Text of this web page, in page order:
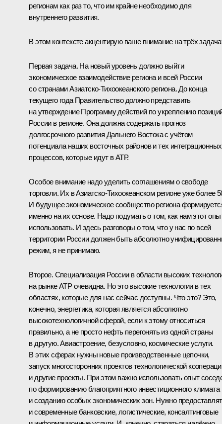
регионам как раз то, что им крайне необходимо для
внутреннего развития.
В этом контексте акцентирую ваше внимание на трёх
Первая задача. На новый уровень должно выйти
экономическое взаимодействие региона и всей России
со странами Азиатско-Тихоокеанского региона. До конца
текущего года Правительство должно представить
на утверждение Программу действий по укреплению
России в регионе. Она должна содержать прогноз
долгосрочного развития Дальнего Востока с учётом
потенциала наших восточных районов и тех интеграционных
процессов, которые идут в АТР.
Особое внимание надо уделить соглашениям о свободе
торговли. Их в Азиатско-Тихоокеанском регионе уже более
И будущее экономическое сообщество региона
именно на их основе. Надо подумать о том, как нам этот
использовать. И здесь разговоры о том, что у нас по всей
территории России должен быть абсолютно
режим, я не принимаю.
Второе. Специализация России в области высоких
на рынке АТР очевидна. Но это высокие технологии в тех
областях, которые для нас сейчас доступны. Что это? Это,
конечно, энергетика, которая является абсолютно
высокотехнологичной сферой, если к этому относиться
правильно, а не просто нефть перегонять из одной страны
в другую. Авиастроение, безусловно, космические услуги.
В этих сферах нужны новые производственные цепочки,
запуск многосторонних проектов технологической
и другие проекты. При этом важно использовать опыт
по формированию благоприятного инвестиционного климата
и созданию особых экономических зон. Нужно
и современные банковские, логистические, консалтинговые